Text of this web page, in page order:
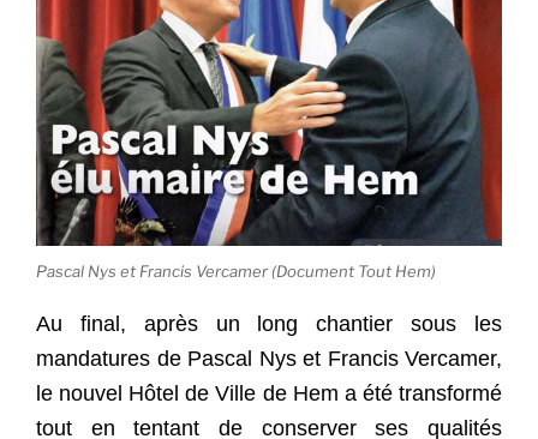
Pascal Nys et Francis Vercamer (Document Tout Hem)
Au final, après un long chantier sous les
mandatures de Pascal Nys et Francis Vercamer,
le nouvel Hôtel de Ville de Hem a été transformé
tout en tentant de conserver ses qualités